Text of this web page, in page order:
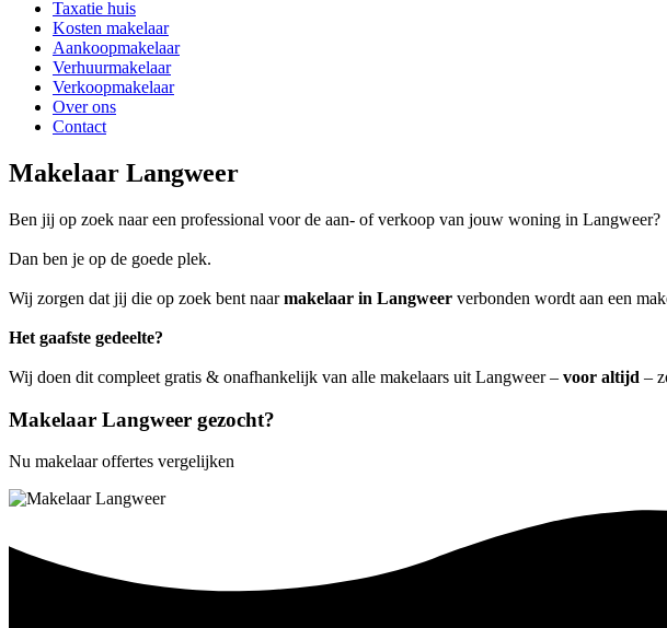
Taxatie huis
Kosten makelaar
Aankoopmakelaar
Verhuurmakelaar
Verkoopmakelaar
Over ons
Contact
Makelaar Langweer
Ben jij op zoek naar een professional voor de aan- of verkoop van jouw woning in Langweer?
Dan ben je op de goede plek.
Wij zorgen dat jij die op zoek bent naarmakelaar in Langweer verbonden wordt aan een
Het gaafste gedeelte?
Wij doen dit compleet gratis & onafhankelijk van alle makelaars uit Langweer – voor altijd –
Makelaar Langweer gezocht?
Nu makelaar offertes vergelijken